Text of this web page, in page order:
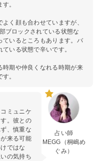
。
く顔も合わせていますが、
ブロックされている状態な
ているところもあります。バ
いる状態で辛いです。
時期や仲良くなれる時期が来
。
占い師
MEGG（桐嶋め
ぐみ）
ミュニケ
。彼との
、慎重な
来る可能
ではな
の気持ち